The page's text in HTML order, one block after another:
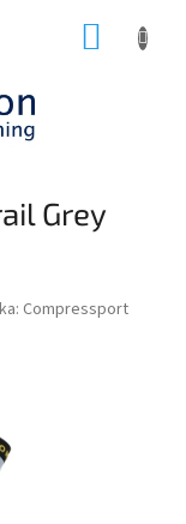
Grey
Compressport